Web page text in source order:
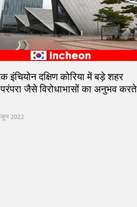
इंचियोन दक्षिण कोरिया में बड़े शहर
जैसे विरोधाभासों का अनुभव करते
2022